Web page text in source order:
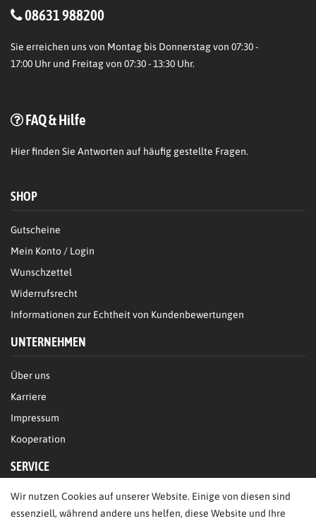
08631 988200
Sie erreichen uns von Montag bis Donnerstag von 07:30 -
17:00 Uhr und Freitag von 07:30 - 13:30 Uhr.
FAQ & Hilfe
Hierfinden Sie Antworten auf häufig gestellte Fragen.
SHOP
Gutscheine
Mein Konto / Login
Wunschzettel
Widerrufsrecht
Informationen zur Echtheit von Kundenbewertungen
UNTERNEHMEN
Über uns
Karriere
Impressum
Kooperation
SERVICE
FAQ/Hilfe
Wir nutzen Cookies auf unserer Website. Einige von diesen sind
essenziell, während andere uns helfen, diese Website und Ihre